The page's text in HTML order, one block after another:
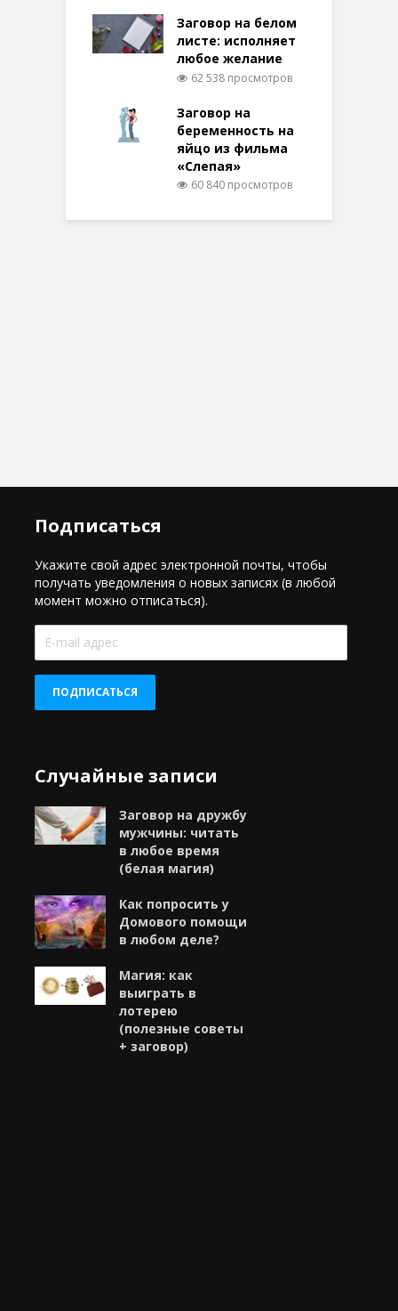
Заговор на белом
листе: исполняет
любое желание
62 538 просмотров
Заговор на
беременность на
яйцо из фильма
«Слепая»
60 840 просмотров
Подписаться
Укажите свой адрес электронной почты, чтобы
получать уведомления о новых записях (в любой
момент можно отписаться).
E-
mail
ПОДПИСАТЬСЯ
Случайные записи
Заговор на дружбу
мужчины: читать
в любое время
(белая магия)
Как попросить у
Домового помощи
в любом деле?
Магия: как
выиграть в
лотерею
(полезные советы
+ заговор)